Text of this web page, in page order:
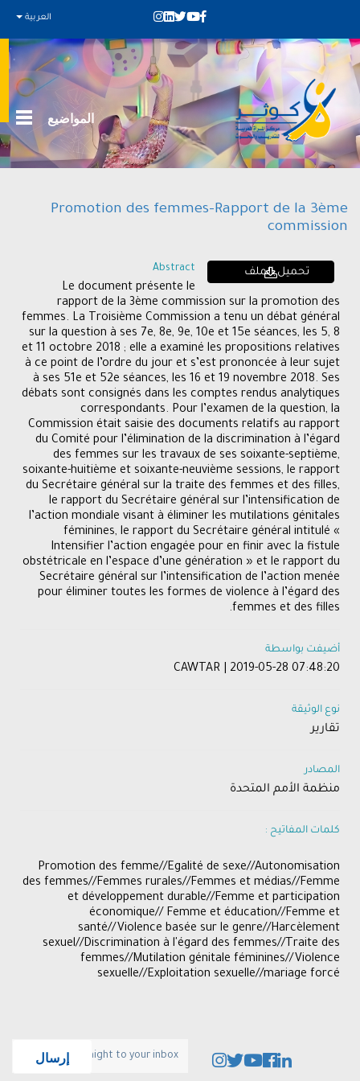
العربية
المواضيع
Promotion des femmes-Rapport de la 3ème
commission
تحميل الملف Abstract
Le document présente le
rapport de la 3ème commission sur la promotion des
femmes. La Troisième Commission a tenu un débat général
sur la question à ses 7e, 8e, 9e, 10e et 15e séances, les 5, 8
et 11 octobre 2018 ; elle a examiné les propositions relatives
à ce point de l’ordre du jour et s’est prononcée à leur sujet
à ses 51e et 52e séances, les 16 et 19 novembre 2018. Ses
débats sont consignés dans les comptes rendus analytiques
correspondants. Pour l’examen de la question, la
Commission était saisie des documents relatifs au rapport
du Comité pour l’élimination de la discrimination à l’égard
des femmes sur les travaux de ses soixante-septième,
soixante-huitième et soixante-neuvième sessions, le rapport
du Secrétaire général sur la traite des femmes et des filles,
le rapport du Secrétaire général sur l’intensification de
l’action mondiale visant à éliminer les mutilations génitales
féminines, le rapport du Secrétaire général intitulé «
Intensifier l’action engagée pour en finir avec la fistule
obstétricale en l’espace d’une génération » et le rapport du
Secrétaire général sur l’intensification de l’action menée
pour éliminer toutes les formes de violence à l’égard des
femmes et des filles.
أضيفت بواسطة
CAWTAR | 2019-05-28 07:48:20
نوع الوثيقة
تقارير
المصادر
منظمة الأمم المتحدة
كلمات المفاتيح :
​Promotion des femme//Egalité de sexe//Autonomisation
des femmes//Femmes rurales//Femmes et médias//Femme
et développement durable//Femme et participation
économique// Femme et éducation//Femme et
santé//Violence basée sur le genre//Harcèlement
sexuel//Discrimination à l'égard des femmes//Traite des
femmes//Mutilation génitale féminines//Violence
sexuelle//Exploitation sexuelle//mariage forcé​
إرسال